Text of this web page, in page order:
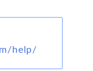
help/